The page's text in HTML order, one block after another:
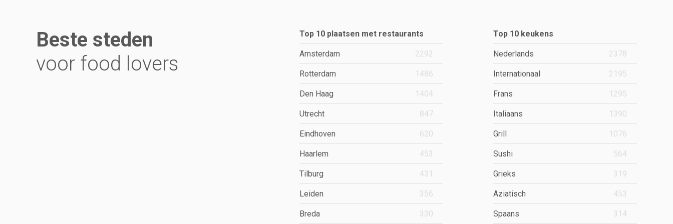
Beste steden
voor food lovers
Top 10 plaatsen met restaurants
Amsterdam 2292
Rotterdam 1486
Den Haag 1404
Utrecht 847
Eindhoven 620
Haarlem 453
Tilburg 431
Leiden 356
Breda 330
Top 10 keukens
Nederlands 2378
Internationaal 2195
Frans 1295
Italiaans 1390
Grill 1076
Sushi 564
Grieks 319
Aziatisch 453
Spaans 314